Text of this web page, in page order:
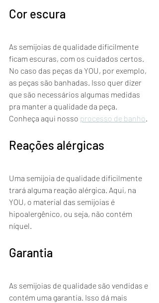
Cor escura
As semijoias de qualidade dificilmente
ficam escuras, com os cuidados certos.
No caso das peças da YOU, por exemplo,
as peças são banhadas. Isso quer dizer
que são necessários algumas medidas
pra manter a qualidade da peça.
Conheça aqui nosso processo de banho.
Reações alérgicas
Uma semijoia de qualidade dificilmente
trará alguma reação alérgica. Aqui, na
YOU, o material das semijoias é
hipoalergênico, ou seja, não contém
níquel.
Garantia
As semijoias de qualidade são vendidas e
contém uma garantia. Isso dá mais